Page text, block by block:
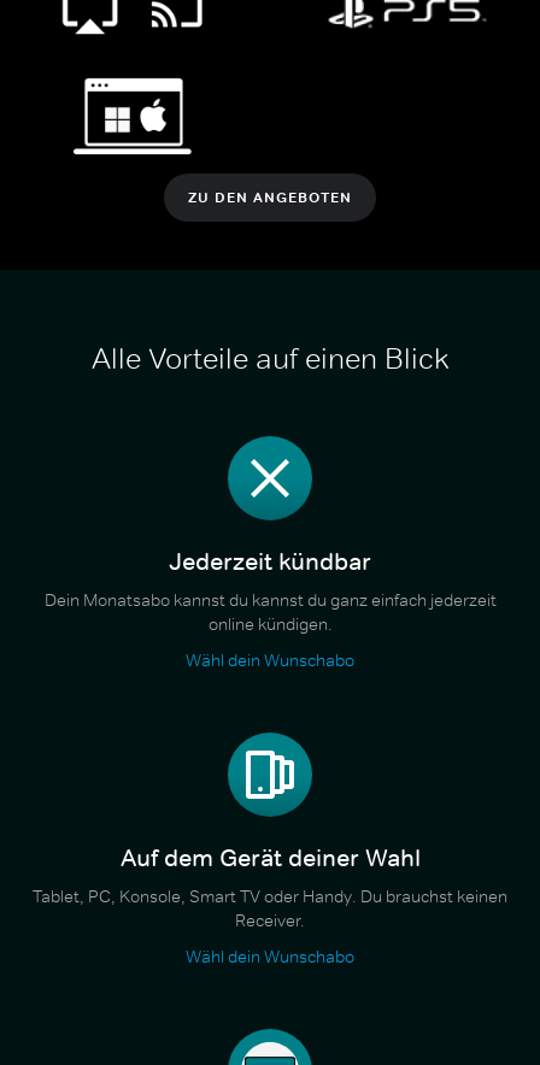
ZU DEN ANGEBOTEN
Alle Vorteile auf einen Blick
Jederzeit kündbar
Dein Monatsabo kannst du kannst du ganz einfach jederzeit
online kündigen.
Wähl dein Wunschabo
Auf dem Gerät deiner Wahl
Tablet, PC, Konsole, Smart TV oder Handy. Du brauchst keinen
Receiver.
Wähl dein Wunschabo